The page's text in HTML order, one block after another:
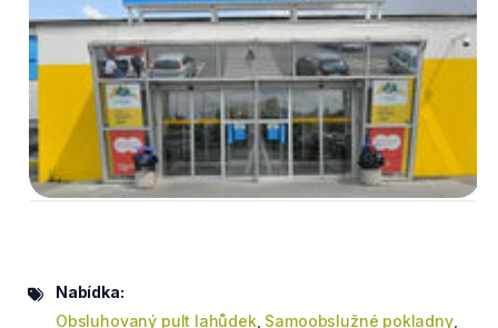
Nabídka:
Obsluhovaný pult lahůdek, Samoobslužné pokladny,